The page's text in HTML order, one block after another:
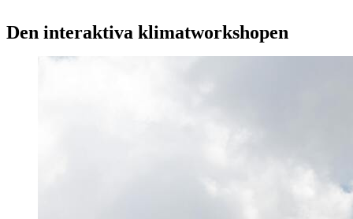
Den interaktiva klimatworkshopen